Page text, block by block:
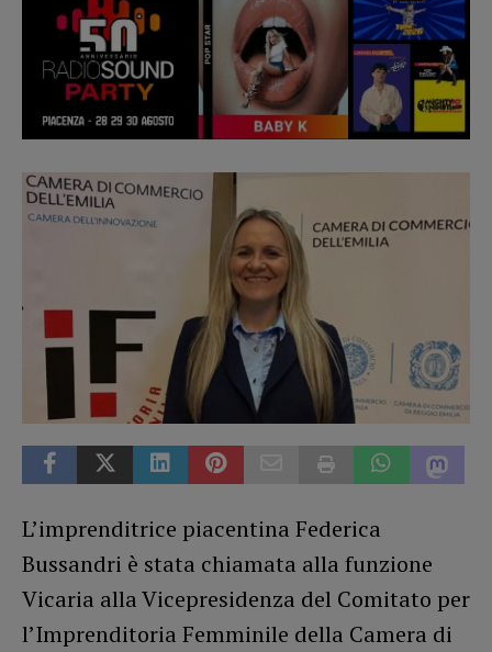
L’imprenditrice piacentina Federica
Bussandri è stata chiamata alla funzione
Vicaria alla Vicepresidenza del Comitato per
l’Imprenditoria Femminile della Camera di